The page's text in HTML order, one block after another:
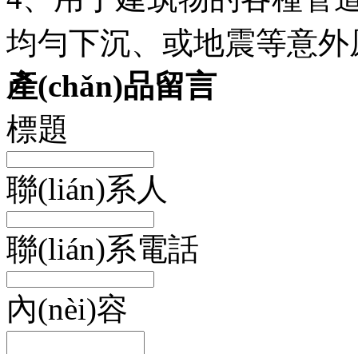
均勻下沉、或地震等意外
產(chǎn)品留言
標題
聯(lián)系人
聯(lián)系電話
內(nèi)容